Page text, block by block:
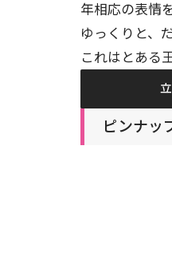
年相応の表情
ゆっくりと、
これはとある
ピンナッ